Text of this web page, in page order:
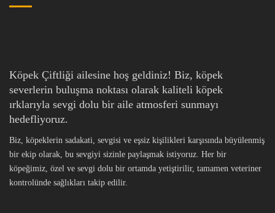
Köpek Çiftliği ailesine hoş geldiniz! Biz, köpek
severlerin buluşma noktası olarak kaliteli köpek
ırklarıyla sevgi dolu bir aile atmosferi sunmayı
hedefliyoruz.
Biz, köpeklerin sadakati, sevgisi ve eşsiz kişilikleri karşısında büyülenmiş
bir ekip olarak, bu sevgiyi sizinle paylaşmak istiyoruz. Her bir
köpeğimiz, özel ve sevgi dolu bir ortamda yetiştirilir, tamamen veteriner
kontrolünde sağlıkları takip edilir.